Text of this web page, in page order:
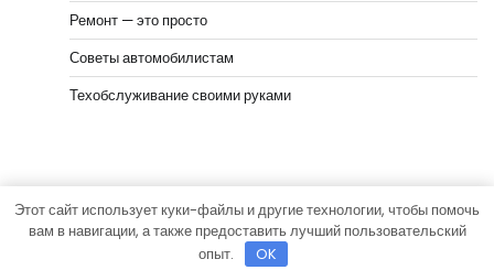
Ремонт — это просто
Советы автомобилистам
Техобслуживание своими руками
Copyright © 2026Мир моторовТема News Bank от
Этот сайт использует куки-файлы и другие технологии, чтобы помочь
вам в навигации, а также предоставить лучший пользовательский
опыт.
OK